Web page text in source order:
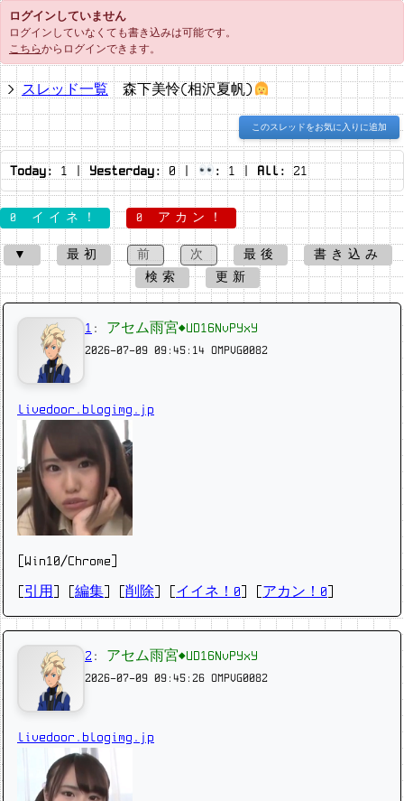
ログインしていません
ログインしていなくても書き込みは可能です。
こちらからログインできます。
スレッド一覧 森下美怜(相沢夏帆)
このスレッドをお気に入りに追加
Today: 1 | Yesterday:0 | : 1 | All: 21
0 イイネ！ 0 アカン！
▼ 最初 前 次 最後
書き込み
検索
更新
1 : アセム雨宮◆UD16NvPYxY
2026-07-09 09:45:14 OMPVG0082
livedoor.blogimg.jp
[Win10/Chrome]
引用 編集 削除 イイネ！0 アカン！0
2 : アセム雨宮◆UD16NvPYxY
2026-07-09 09:45:26 OMPVG0082
livedoor.blogimg.jp